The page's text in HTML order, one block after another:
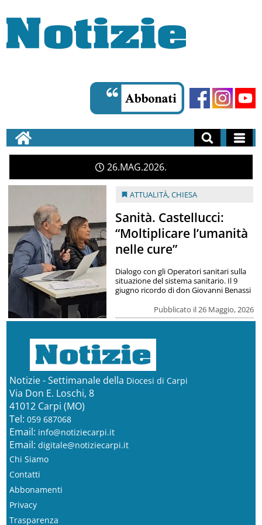
26 MAG 2026
ATTUALITÀ,CHIESA
Sanità. Castellucci:
“Moltiplicare l’umanità
nelle cure”
Pubblicato il 26 Maggio, 2026
Dialogo con gli Operatori sanitari sulla
situazione del sistema sanitario. Il 9
giugno ricordo di don Giovanni Benassi
Notizie - Settimanale della Diocesi di Carpi
Via Don E. Loschi, 8
41012 Carpi (MO)
Tel: 059 687068
Email: info@notiziecarpi.it
Email: digitale@notiziecarpi.it
Chi Siamo
Contatti
Abbonamenti
Privacy
Trasparenza